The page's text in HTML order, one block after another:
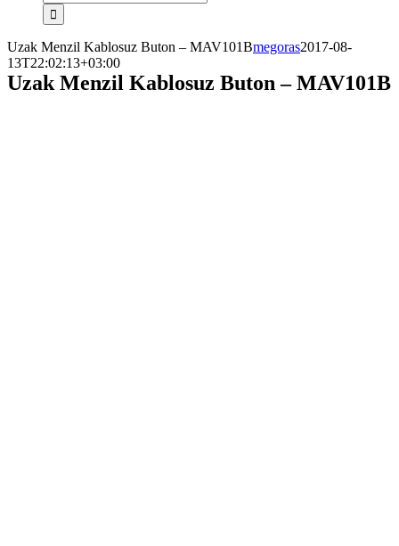
Uzak Menzil Kablosuz Buton – MAV101Bmegoras2017-08-
13T22:02:13+03:00
Uzak Menzil Kablosuz Buton – MAV101B